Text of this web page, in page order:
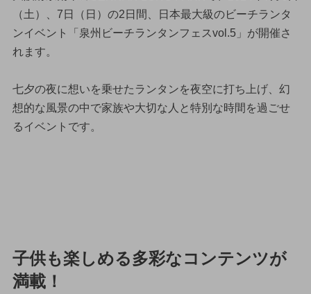
（土）、7日（日）の2日間、日本最大級のビーチランタ
ンイベント「泉州ビーチランタンフェスvol.5」が開催さ
れます。
七夕の夜に想いを乗せたランタンを夜空に打ち上げ、幻
想的な風景の中で家族や大切な人と特別な時間を過ごせ
るイベントです。
子供も楽しめる多彩なコンテンツが
満載！